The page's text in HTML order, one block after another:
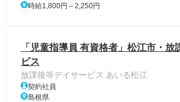
時給1,800円～2,250円
「児童指導員 有資格者」松江市・放
ビス
放課後等デイサービス あいる松江
契約社員
島根県